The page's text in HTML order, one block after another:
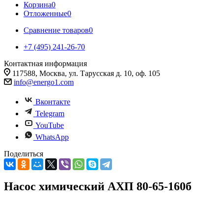
Корзина0
Отложенные0
Сравнение товаров0
+7 (495) 241-26-70
Контактная информация
117588, Москва, ул. Тарусская д. 10, оф. 105
info@energo1.com
Вконтакте
Telegram
YouTube
WhatsApp
Поделиться
Насос химический АХП 80-65-160б